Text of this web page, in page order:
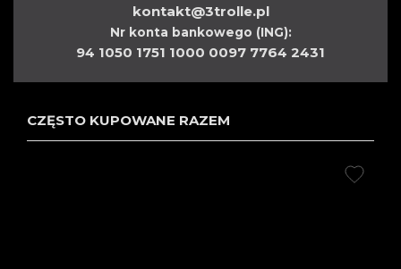
kontakt@3trolle.pl
Nr konta bankowego (ING):
94 1050 1751 1000 0097 7764 2431
CZĘSTO KUPOWANE RAZEM